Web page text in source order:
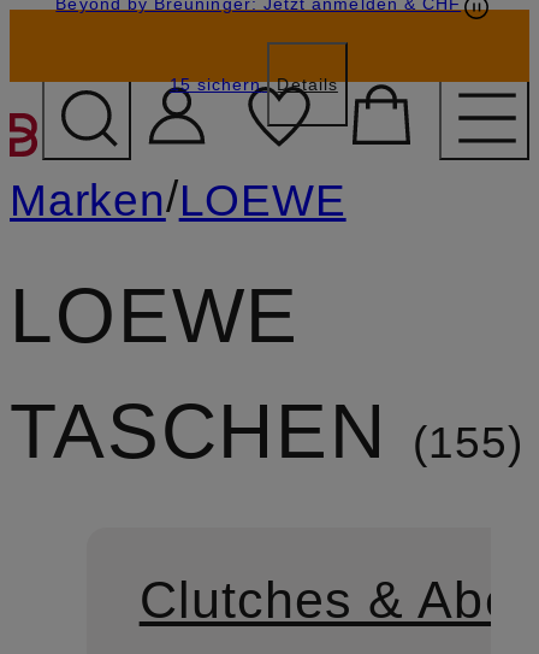
ZUM HAUPTINHALT
15 sichern Details
GESCHENK20
Marken/LOEWE
LOEWE
TASCHEN
155
Clutches &